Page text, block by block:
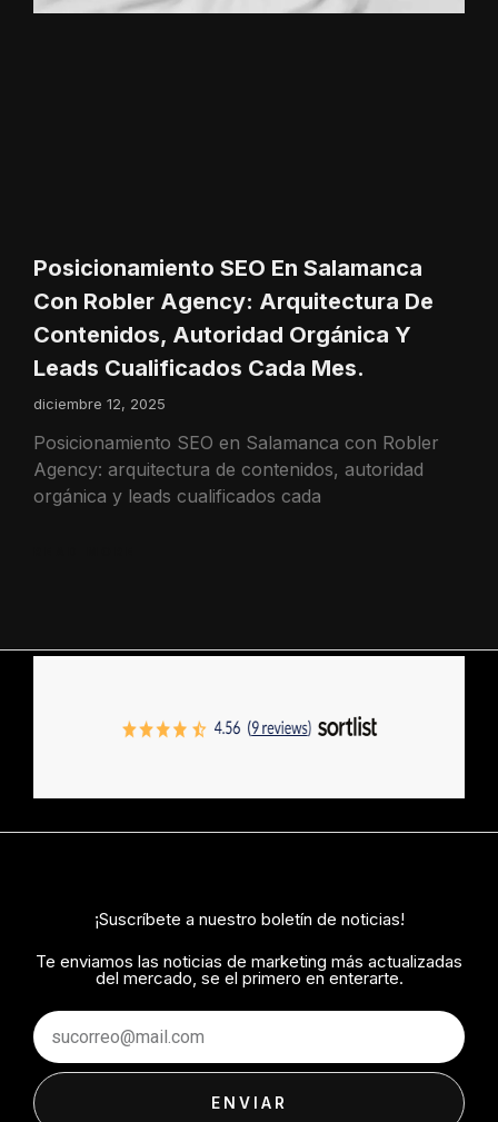
Posicionamiento SEO En Salamanca
Con Robler Agency: Arquitectura De
Contenidos, Autoridad Orgánica Y
Leads Cualificados Cada Mes.
diciembre 12, 2025
Posicionamiento SEO en Salamanca con Robler
Agency: arquitectura de contenidos, autoridad
orgánica y leads cualificados cada
¡Suscríbete a nuestro boletín de noticias!
Te enviamos las noticias de marketing más actualizadas
del mercado, se el primero en enterarte.
Email
ENVIAR